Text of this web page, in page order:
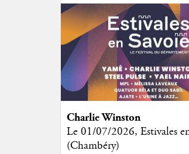
Charlie Winston
Le 01/07/2026, Estivales
(Chambéry)